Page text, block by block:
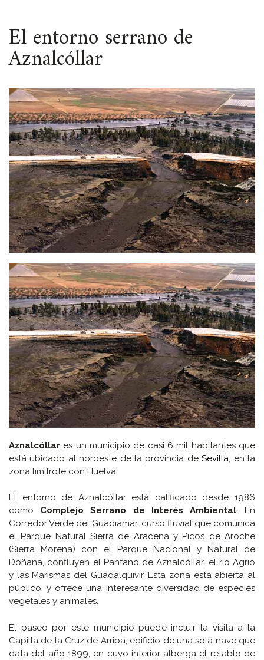
ESPACIO
El entorno serrano de
Aznalcóllar
Aznalcóllar es un municipio de casi 6 mil habitantes que
está ubicado al noroeste de la provincia deSevilla, en la
zona limítrofe con Huelva.
El entorno de Aznalcóllar está calificado desde 1986
como Complejo Serrano de Interés Ambiental. En
Corredor Verde del Guadiamar, curso fluvial que comunica
el Parque Natural Sierra de Aracena y Picos de Aroche
(Sierra Morena) con el Parque Nacional y Natural de
Doñana, confluyen el Pantano de Aznalcóllar, el río Agrio
y las Marismas del Guadalquivir. Esta zona está abierta al
público, y ofrece una interesante diversidad de especies
vegetales y animales.
El paseo por este municipio puede incluir la visita a la
Capilla de la Cruz de Arriba, edificio de una sola nave que
data del año 1899, en cuyo interior alberga el retablo de